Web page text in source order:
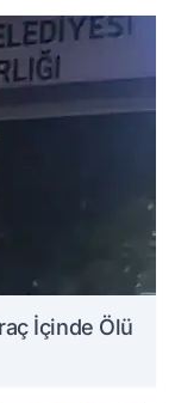
İçinde Ölü